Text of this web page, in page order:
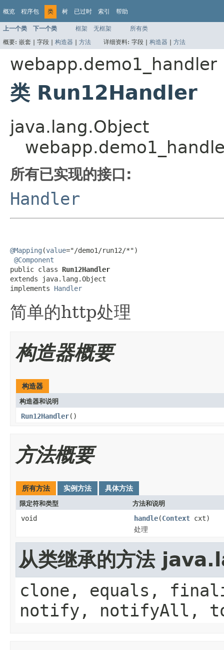
概览 程序包 类 树 已过时 索引 帮助
上一个类 下一个类 框架 无框架
所有类
概要: 嵌套 | 字段 | 构造器 | 方法 详细资料: 字段 | 构造器 | 方法
webapp.demo1_handler
类 Run12Handler
java.lang.Object
所有已实现的接口:
Handler
@Mapping (value="/demo1/run12/*")
@Component
public class Run12Handler
extends java.lang.Object
implements Handler
简单的http处理
构造器概要
构造器
构造器和说明
Run12Handler()
方法概要
所有方法 实例方法 具体方法
限定符和类型 方法和说明
void handle(Context cxt)
处理
从类继承的方法
clone, equals,
notify, notifyAll,